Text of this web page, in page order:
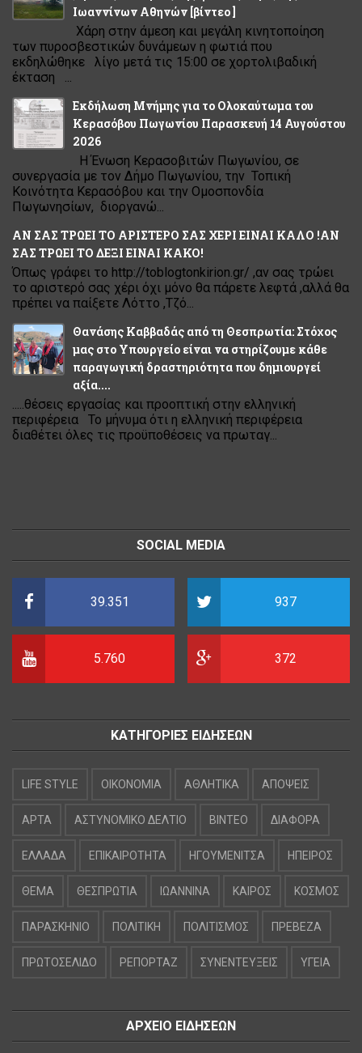
Ιωαννίνων Αθηνών [βίντεο ]
Χάρη στην άμεση και μεγάλη κινητοποίηση
των πυροσβεστικών δυνάμεων η φωτιά που
εκδηλώθηκε λίγο μετά τις 15:00 σε χορτολιβαδική
έκταση ...
Εκδήλωση Μνήμης για το Ολοκαύτωμα του
Κερασόβου Πωγωνίου Παρασκευή 14 Αυγούστου
2026
Η Ένωση Κερασοβιτών Πωγωνίου, σε
συνεργασία με τον Δήμο Πωγωνίου, την Τοπική
Κοινότητα Κερασόβου και την Ομοσπονδία
Πωγωνησίων, διοργανώ...
ΑΝ ΣΑΣ ΤΡΩΕΙ ΤΟ ΑΡΙΣΤΕΡΟ ΣΑΣ ΧΕΡΙ ΕΙΝΑΙ ΚΑΛΟ !ΑΝ
ΣΑΣ ΤΡΩΕΙ ΤΟ ΔΕΞΙ ΕΙΝΑΙ ΚΑΚΟ!
Όπως γράφει το http://toblogtonkirion.gr/ ,αν σας τρώει
το αριστερό σας χέρι όχι μόνο θα πάρετε λεφτά ,αλλά θα
πρέπει να παίξετε Λόττο ,Τζό...
Θανάσης Καββαδάς από τη Θεσπρωτία: Στόχος
μας στο Υπουργείο είναι να στηρίζουμε κάθε
παραγωγική δραστηριότητα που δημιουργεί
αξία....
.....θέσεις εργασίας και προοπτική στην ελληνική
περιφέρεια Το μήνυμα ότι η ελληνική περιφέρεια
διαθέτει όλες τις προϋποθέσεις να πρωταγ...
SOCIAL MEDIA
39.351 937
5.760 372
ΚΑΤΗΓΟΡΙΕΣ ΕΙΔΗΣΕΩΝ
LIFE STYLE OIKONOMIA ΑΘΛΗΤΙΚΑ ΑΠΟΨΕΙΣ
ΑΡΤΑ ΑΣΤΥΝΟΜΙΚΟ ΔΕΛΤΙΟ ΒΙΝΤΕΟ ΔΙΑΦΟΡΑ
ΕΛΛΑΔΑ ΕΠΙΚΑΙΡΟΤΗΤΑ ΗΓΟΥΜΕΝΙΤΣΑ ΗΠΕΙΡΟΣ
ΘΕΜΑ ΘΕΣΠΡΩΤΙΑ ΙΩΑΝΝΙΝΑ ΚΑΙΡΟΣ ΚΟΣΜΟΣ
ΠΑΡΑΣΚΗΝΙΟ ΠΟΛΙΤΙΚΗ ΠΟΛΙΤΙΣΜΟΣ ΠΡΕΒΕΖΑ
ΠΡΩΤΟΣΕΛΙΔΟ ΡΕΠΟΡΤΑΖ ΣΥΝΕΝΤΕΥΞΕΙΣ ΥΓΕΙΑ
ΑΡΧΕΙΟ ΕΙΔΗΣΕΩΝ